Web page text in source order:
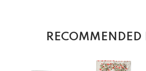
RECOMMENDED